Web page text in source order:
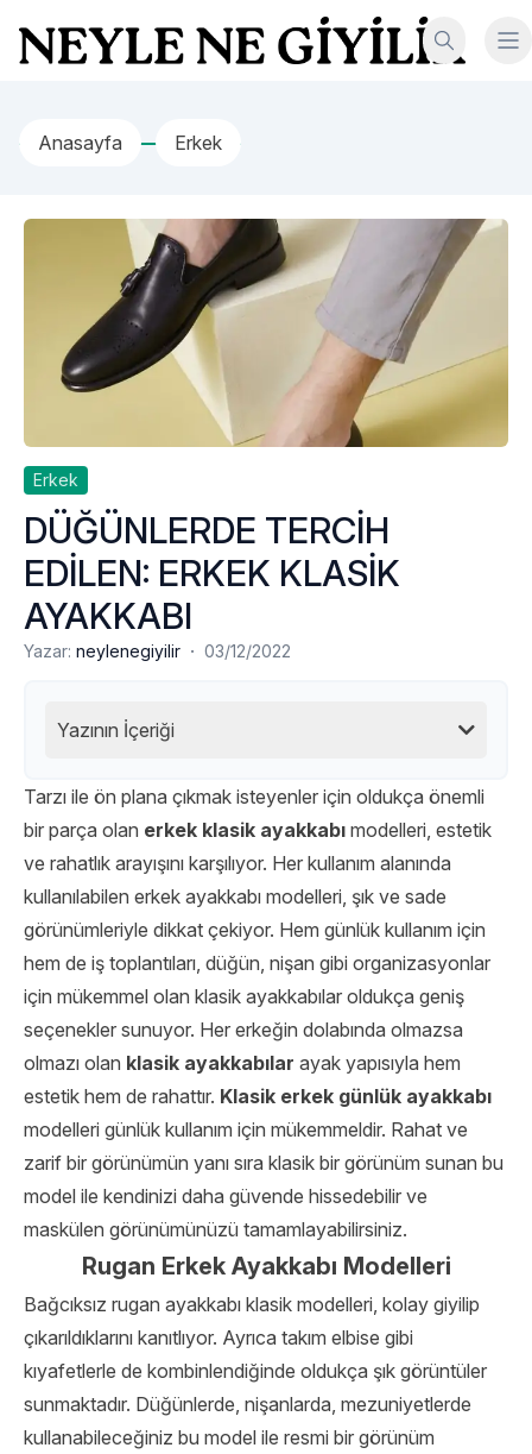
Neyle Ne Giyilir
Anasayfa Erkek
Erkek
DÜĞÜNLERDE TERCİH
EDİLEN: ERKEK KLASİK
AYAKKABI
Yazar: neylenegiyilir · 03/12/2022
Yazının İçeriği
Tarzı ile ön plana çıkmak isteyenler için oldukça önemli
bir parça olan erkek klasik ayakkabı modelleri, estetik
ve rahatlık arayışını karşılıyor. Her kullanım alanında
kullanılabilen erkek ayakkabı modelleri, şık ve sade
görünümleriyle dikkat çekiyor. Hem günlük kullanım için
hem de iş toplantıları, düğün, nişan gibi organizasyonlar
için mükemmel olan klasik ayakkabılar oldukça geniş
seçenekler sunuyor. Her erkeğin dolabında olmazsa
olmazı olan klasik ayakkabılar ayak yapısıyla hem
estetik hem de rahattır. Klasik erkek günlük ayakkabı
modelleri günlük kullanım için mükemmeldir. Rahat ve
zarif bir görünümün yanı sıra klasik bir görünüm sunan bu
model ile kendinizi daha güvende hissedebilir ve
maskülen görünümünüzü tamamlayabilirsiniz.
Rugan Erkek Ayakkabı Modelleri
Bağcıksız rugan ayakkabı klasik modelleri, kolay giyilip
çıkarıldıklarını kanıtlıyor. Ayrıca takım elbise gibi
kıyafetlerle de kombinlendiğinde oldukça şık görüntüler
sunmaktadır. Düğünlerde, nişanlarda, mezuniyetlerde
kullanabileceğiniz bu model ile resmi bir görünüm